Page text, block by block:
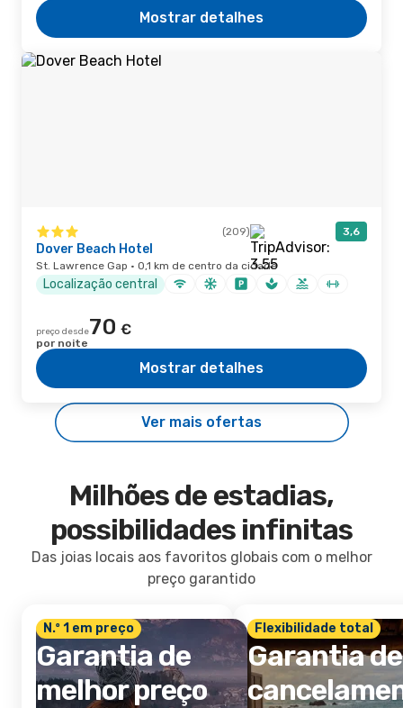
Mostrar detalhes
(209) 3,6
Dover Beach Hotel
St. Lawrence Gap · 0,1 km de centro da cidade
Localização central
preço desde70 €
por noite
Mostrar detalhes
Ver mais ofertas
Milhões de estadias,
possibilidades infinitas
Das joias locais aos favoritos globais com o melhor
preço garantido
N.º 1 em preço
Garantia de
melhor preço
Flexibilidade total
Garantia de